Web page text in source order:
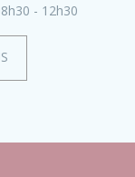
- 12h30